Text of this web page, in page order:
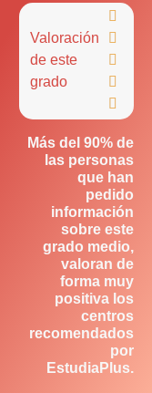
Valoración
de este
grado





Más del 90% de
las personas
que han
pedido
información
sobre este
grado medio,
valoran de
forma muy
positiva los
centros
recomendados
por
EstudiaPlus.